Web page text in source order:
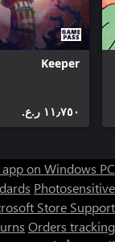
Keeper
١١٫٧٥٠ ر.ع.‏
app on Windows PC
Photosensitive
Store Support
Orders tracking